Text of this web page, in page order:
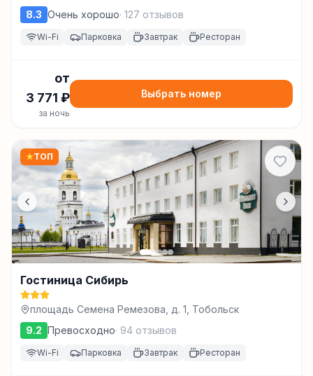
8.3 Очень хорошо· 127 отзывов
Wi-Fi Парковка Завтрак Ресторан
от
3 771 ₽
за ночь
Выбрать номер
★ТОП
Гостиница Сибирь
площадь Семена Ремезова, д. 1, Тобольск
9.2 Превосходно· 94 отзывов
Wi-Fi Парковка Завтрак Ресторан